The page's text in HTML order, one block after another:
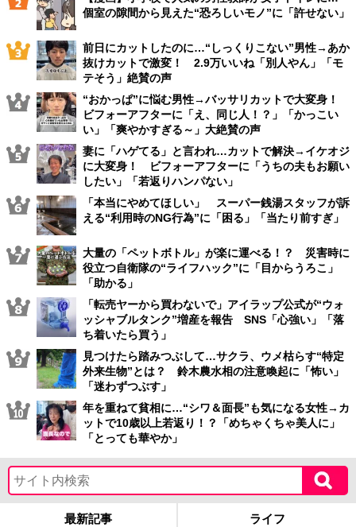
個室の隙間から見えた“恐ろしいモノ”に「許せない」
前日にカットしたのに…“しっくりこない”男性→あか
抜けカットで激変！ 2.9万いいね「別人やん」「モ
テそう」絶賛の声
“おかっぱ”に悩む男性→バッサリカットで大変身！
ビフォーアフターに「え、同じ人！？」「かっこい
い」「爽やかすぎる～」大絶賛の声
妻に「ハゲてる」と言われ…カットで解決→イケオジ
に大変身！ ビフォーアフターに「うちの夫もお願い
したい」「若返りハンパない」
「本当にやめてほしい」 スーパー銭湯スタッフが訴
える“利用時のNG行為”に「困る」「当たり前すぎ」
大量の「ペットボトル」が楽に運べる！？ 災害時に
役立つ自衛隊の“ライフハック”に「目からうろこ」
「助かる」
「転売ヤーから買わないで」アイラップ公式が“ウォ
ッシャブルタンク”増産を報告 SNS「心強い」「落
ち着いたら買う」
見つけたら踏みつぶして…サクラ、ウメ枯らす“特定
外来生物”とは？ 鈴木農水相の注意喚起に「怖い」
「迷わずつぶす」
年を重ねて貧相に…“シワ＆面長”も気になる女性→カ
ットで10歳以上若返り！？「めちゃくちゃ美人に」
「とっても華やか」
最新記事 ライフ